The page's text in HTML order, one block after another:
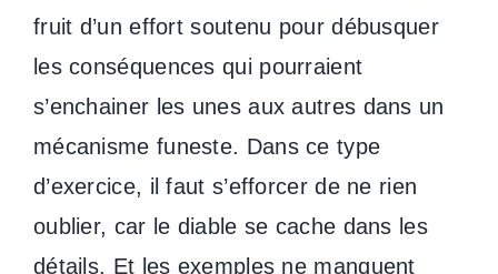
fruit d’un effort soutenu pour débusquer
les conséquences qui pourraient
s’enchainer les unes aux autres dans un
mécanisme funeste. Dans ce type
d’exercice, il faut s’efforcer de ne rien
oublier, car le diable se cache dans les
détails. Et les exemples ne manquent